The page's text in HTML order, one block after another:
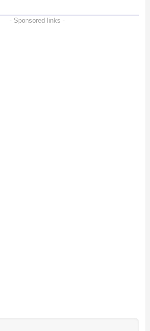
- Sponsored links -